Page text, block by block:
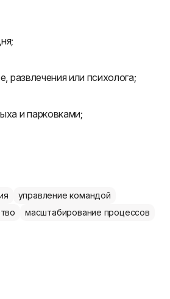
развлечения или психолога;
и парковками;
управление командой
масштабирование процессов